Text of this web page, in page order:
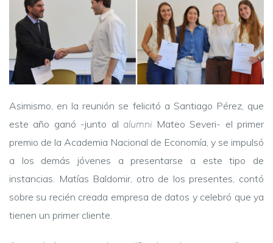
Asimismo, en la reunión se felicitó a Santiago Pérez, que
este año ganó -junto al alumni Mateo Severi- el primer
premio de la Academia Nacional de Economía, y se impulsó
a los demás jóvenes a presentarse a este tipo de
instancias. Matías Baldomir, otro de los presentes, contó
sobre su recién creada empresa de datos y celebró que ya
tienen un primer cliente.